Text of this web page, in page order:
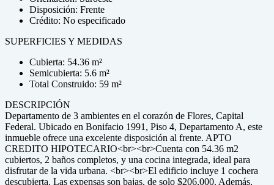
Disposición: Frente
Crédito: No especificado
SUPERFICIES Y MEDIDAS
Cubierta: 54.36 m²
Semicubierta: 5.6 m²
Total Construido: 59 m²
DESCRIPCIÓN
Departamento de 3 ambientes en el corazón de Flores, Capital
Federal. Ubicado en Bonifacio 1991, Piso 4, Departamento A, este
inmueble ofrece una excelente disposición al frente. APTO
CREDITO HIPOTECARIO<br><br>Cuenta con 54.36 m2
cubiertos, 2 baños completos, y una cocina integrada, ideal para
disfrutar de la vida urbana. <br><br>El edificio incluye 1 cochera
descubierta. Las expensas son bajas, de solo $206,000. Además,